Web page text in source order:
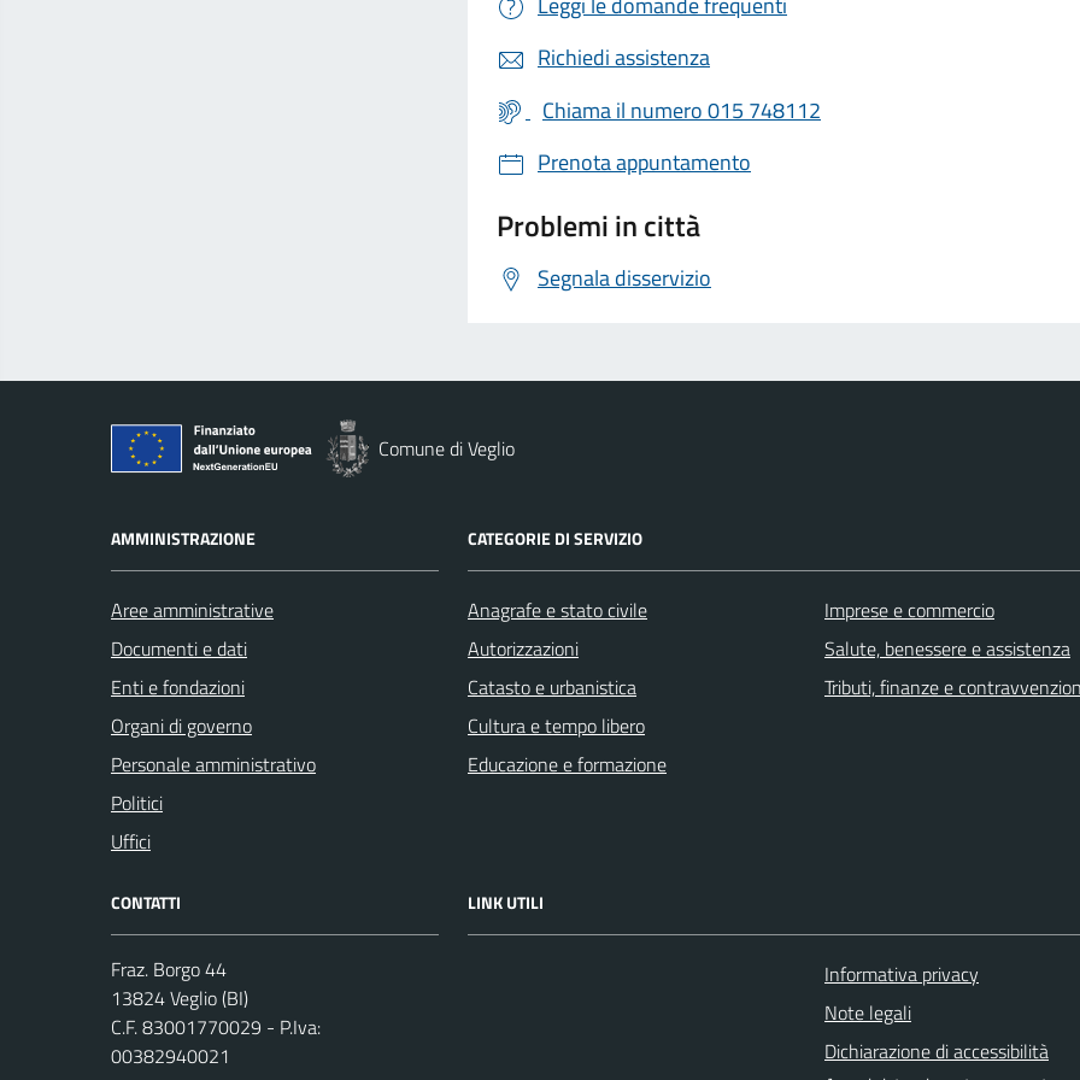
Richiedi assistenza
Chiama il numero 015 748112
Prenota appuntamento
Problemi in città
Segnala disservizio
Comune di Veglio
AMMINISTRAZIONE
Aree amministrative
Documenti e dati
Enti e fondazioni
Organi di governo
Personale amministrativo
Politici
Uffici
CATEGORIE DI SERVIZIO
Anagrafe e stato civile
Autorizzazioni
Catasto e urbanistica
Cultura e tempo libero
Educazione e formazione
Imprese e commercio
Salute, benessere e assistenza
Tributi, finanze e
CONTATTI
Fraz. Borgo 44
13824 Veglio (BI)
C.F. 83001770029 - P.Iva:
00382940021
LINK UTILI
Informativa privacy
Note legali
Dichiarazione di accessibilità